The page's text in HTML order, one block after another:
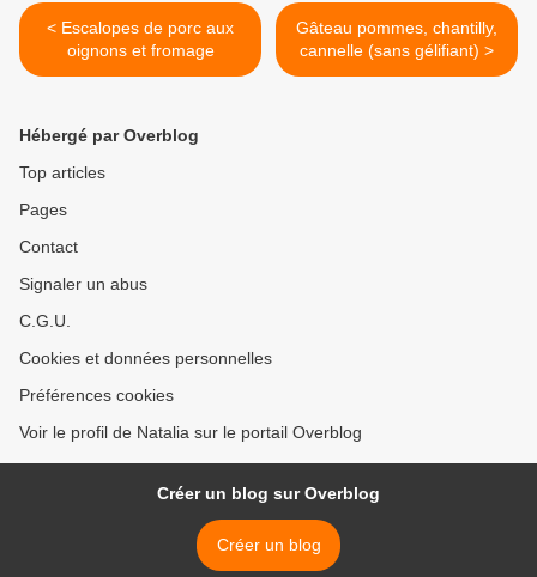
< Escalopes de porc aux
oignons et fromage
Gâteau pommes, chantilly,
cannelle (sans gélifiant) >
Hébergé par Overblog
Top articles
Pages
Contact
Signaler un abus
C.G.U.
Cookies et données personnelles
Préférences cookies
Voir le profil de Natalia sur le portail Overblog
Créer un blog sur Overblog
Créer un blog